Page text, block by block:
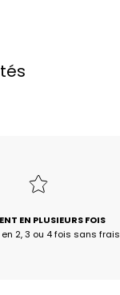
EN PLUSIEURS FOIS
2, 3 ou 4 fois sans frais